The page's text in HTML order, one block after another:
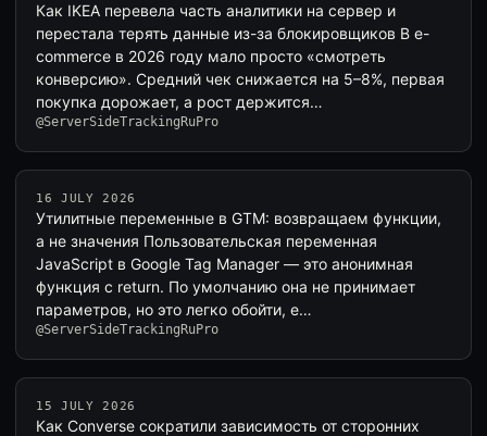
Как IKEA перевела часть аналитики на сервер и
перестала терять данные из-за блокировщиков В e-
commerce в 2026 году мало просто «смотреть
конверсию». Средний чек снижается на 5–8%, первая
покупка дорожает, а рост держится…
@ServerSideTrackingRuPro
16 JULY 2026
Утилитные переменные в GTM: возвращаем функции,
а не значения Пользовательская переменная
JavaScript в Google Tag Manager — это анонимная
функция с return. По умолчанию она не принимает
параметров, но это легко обойти, е…
@ServerSideTrackingRuPro
15 JULY 2026
Как Converse сократили зависимость от сторонних